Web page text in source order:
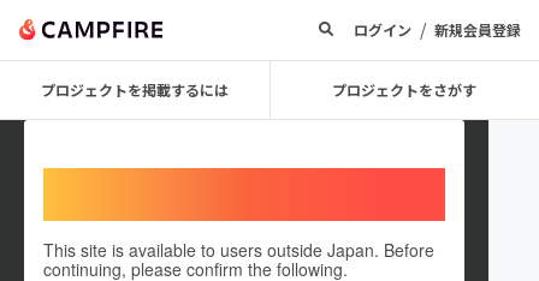
ログイン / 新規会員登録
プロジェクトを掲載するには プロジェクトをさがす
This site is available to users outside Japan. Before
continuing, please confirm the following.